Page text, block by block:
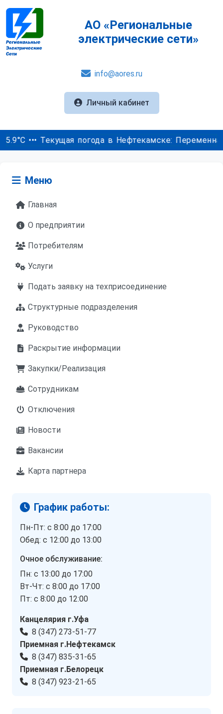
АО «Региональные
электрические сети»
info@aores.ru
Личный кабинет
погода в Нефтекамске: Переменная
Меню
Главная
О предприятии
Потребителям
Услуги
Подать заявку на техприсоединение
Структурные подразделения
Руководство
Раскрытие информации
Закупки/Реализация
Сотрудникам
Отключения
Новости
Вакансии
Карта партнера
График работы:
Пн-Пт: с 8:00 до 17:00
Обед: с 12:00 до 13:00
Очное обслуживание:
Пн: с 13:00 до 17:00
Вт-Чт: с 8:00 до 17:00
Пт: с 8:00 до 12:00
Канцелярия г.Уфа
8 (347) 273-51-77
Приемная г.Нефтекамск
8 (347) 835-31-65
Приемная г.Белорецк
8 (347) 923-21-65